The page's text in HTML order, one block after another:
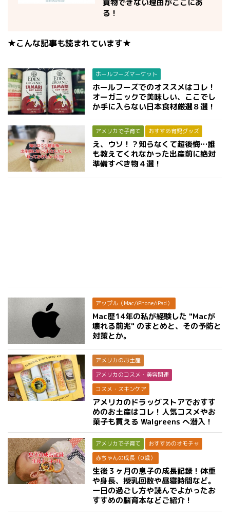
買物できない理由がここにあ
る！
★こんな記事も読まれています★
ホールフーズマーケット
ホールフーズでのオススメはコレ！
オーガニックで美味しい、ここでし
か手に入らない日本食材厳選８選！
アメリカで子育て おすすめ育児グッズ
え、ウソ！？知らなくて超後悔…誰
も教えてくれなかった出産前に絶対
準備すべき物４選！
アップル（Mac/iPhone/iPad）
Mac歴14年の私が経験した "Macが
壊れる前兆" のまとめと、その予防と
対策とか。
アメリカのお土産
アメリカのコスメ・美容関連
コスメ・スキンケア
アメリカのドラッグストアでおすす
めのお土産はコレ！人気コスメやお
菓子も買える Walgreens へ潜入！
アメリカで子育て
おすすめのオモチャ
赤ちゃんの成長（0歳）
生後３ヶ月の息子の成長記録！体重
や身長、授乳回数や昼寝時間など。
一日の過ごし方や読んでよかったお
すすめの脳育本などご紹介！